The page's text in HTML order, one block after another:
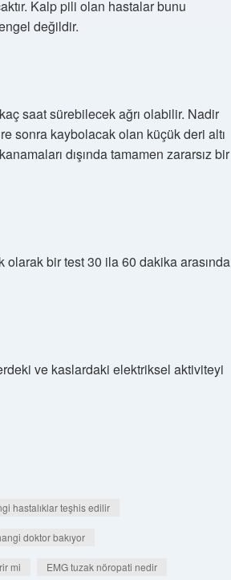
Kalp pili olan hastalar bunu
değildir.
saat sürebilecek ağrı olabilir. Nadir
sonra kaybolacak olan küçük deri altı
dışında tamamen zararsız bir
olarak bir test 30 ila 60 dakika arasında
ve kaslardaki elektriksel aktiviteyi
hastalıklar teşhis edilir
doktor bakıyor
mi EMG tuzak nöropati nedir